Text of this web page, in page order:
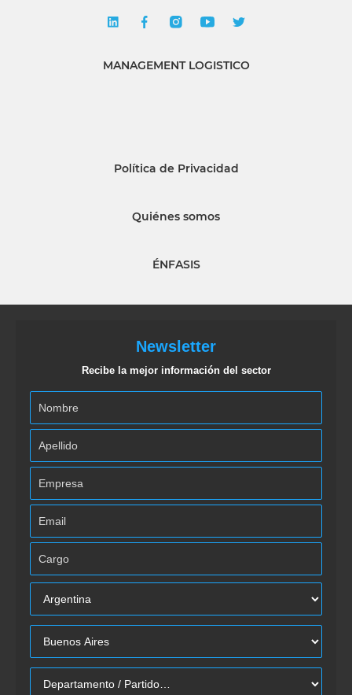
MANAGEMENT LOGISTICO
Política de Privacidad
Quiénes somos
ÉNFASIS
Newsletter
Recibe la mejor información del sector